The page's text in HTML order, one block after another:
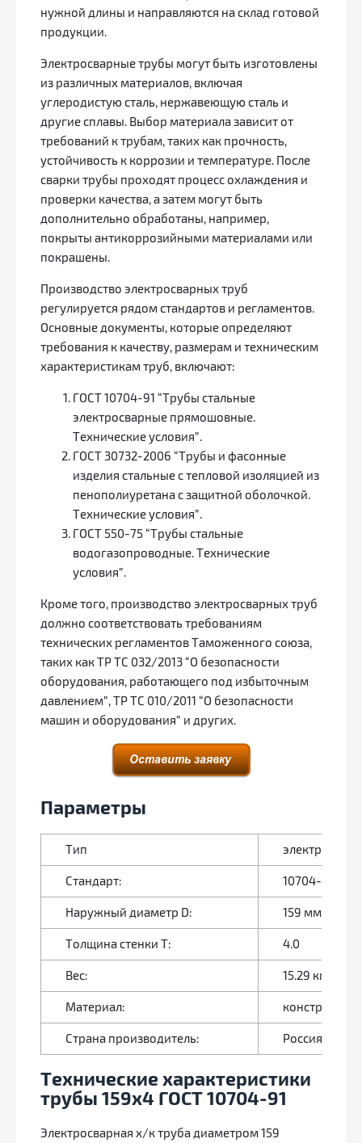
нужной длины и направляются на склад готовой
продукции.
Электросварные трубы могут быть изготовлены
из различных материалов, включая
углеродистую сталь, нержавеющую сталь и
другие сплавы. Выбор материала зависит от
требований к трубам, таких как прочность,
устойчивость к коррозии и температуре. После
сварки трубы проходят процесс охлаждения и
проверки качества, а затем могут быть
дополнительно обработаны, например,
покрыты антикоррозийными материалами или
покрашены.
Производство электросварных труб
регулируется рядом стандартов и регламентов.
Основные документы, которые определяют
требования к качеству, размерам и техническим
характеристикам труб, включают:
ГОСТ 10704-91 “Трубы стальные
электросварные прямошовные.
Технические условия”.
ГОСТ 30732-2006 “Трубы и фасонные
изделия стальные с тепловой изоляцией из
пенополиуретана с защитной оболочкой.
Технические условия”.
ГОСТ 550-75 “Трубы стальные
водогазопроводные. Технические
условия”.
Кроме того, производство электросварных труб
должно соответствовать требованиям
технических регламентов Таможенного союза,
таких как ТР ТС 032/2013 “О безопасности
оборудования, работающего под избыточным
давлением”, ТР ТС 010/2011 “О безопасности
машин и оборудования” и других.
Параметры
Тип
Стандарт: 10704-91
Наружный диаметр D: 159 мм
Толщина стенки Т: 4.0
Вес: 15.29 кг
Материал:
Страна производитель: Россия
Технические характеристики
трубы 159х4 ГОСТ 10704-91
Электросварная х/к труба диаметром 159